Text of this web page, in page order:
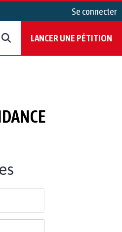
Se connecter
LANCER UNE PÉTITION